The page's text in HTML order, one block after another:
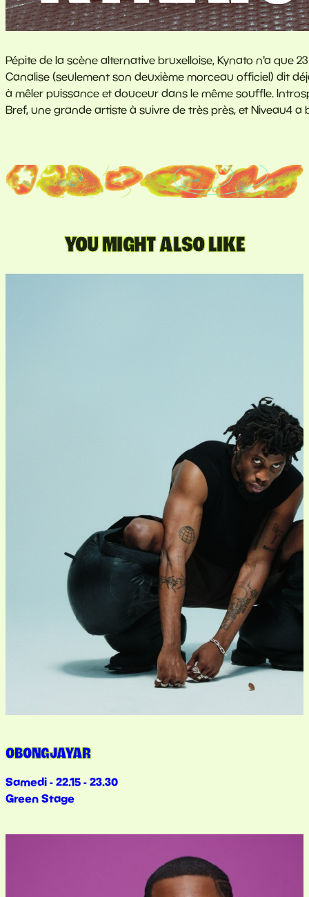
Pépite de la scène alternative bruxelloise, Kynato n'a que
Canalise (seulement son deuxième morceau officiel) dit
à mêler puissance et douceur dans le même souffle.
Bref, une grande artiste à suivre de très près, et Niveau4 a
YOU MIGHT ALSO LIKE
OBONGJAYAR
Samedi - 22.15 - 23.30
Green Stage